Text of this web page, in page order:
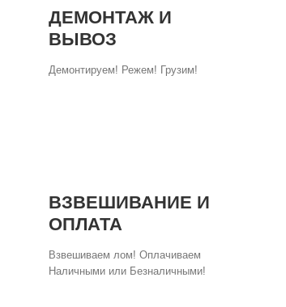
ДЕМОНТАЖ И
ВЫВОЗ
Демонтируем! Режем! Грузим!
ВЗВЕШИВАНИЕ И
ОПЛАТА
Взвешиваем лом! Оплачиваем
Наличными или Безналичными!